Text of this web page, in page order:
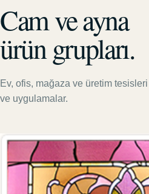
Cam ve ayna
ürün grupları.
Ev, ofis, mağaza ve üretim
ve uygulamalar.